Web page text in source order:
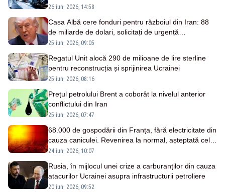
închise
26 iun. 2026, 14:58
Casa Albă cere fonduri pentru războiul din Iran: 88
de miliarde de dolari, solicitați de urgență
Congresului
25 iun. 2026, 09:05
Regatul Unit alocă 290 de milioane de lire sterline
pentru reconstrucția și sprijinirea Ucrainei
25 iun. 2026, 08:16
Prețul petrolului Brent a coborât la nivelul anterior
conflictului din Iran
25 iun. 2026, 07:47
68.000 de gospodării din Franța, fără electricitate din
cauza caniculei. Revenirea la normal, așteptată cel
mai devreme seara
24 iun. 2026, 10:07
Rusia, în mijlocul unei crize a carburanților din cauza
atacurilor Ucrainei asupra infrastructurii petroliere
20 iun. 2026, 09:52